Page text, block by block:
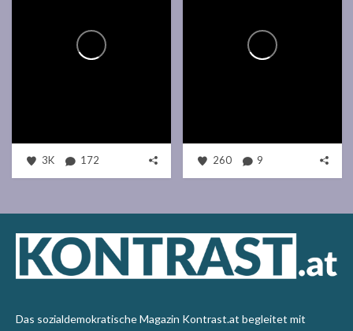
3K 172 260 9
Das sozialdemokratische Magazin Kontrast.at begleitet mit